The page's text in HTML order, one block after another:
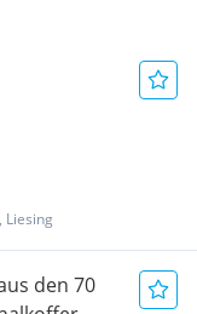
Liesing
den 70